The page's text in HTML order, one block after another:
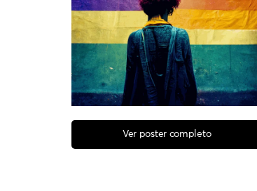
Ver poster completo